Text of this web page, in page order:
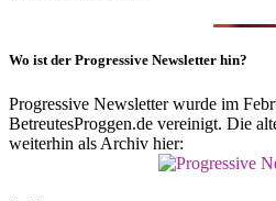
Wo ist der Progressive Newsletter hin?
Progressive Newsletter wurde im
BetreutesProggen.de vereinigt. Die
weiterhin als Archiv hier: